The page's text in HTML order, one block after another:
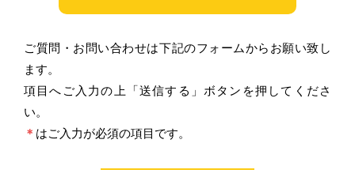
ご質問・お問い合わせは下記のフォームからお願い致し
ます。
項目へご入力の上「送信する」ボタンを押してくださ
い。
＊ はご入力が必須の項目です。